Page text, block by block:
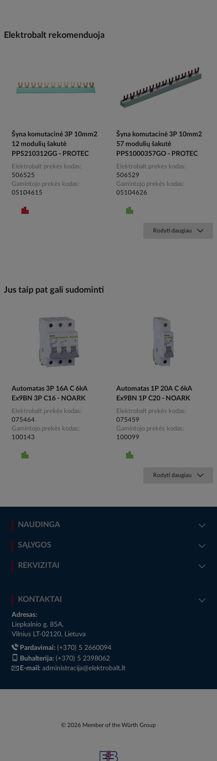
Elektrobalt rekomenduoja
Šyna komutacinė 3P 10mm2
12 modulių šakutė
PPS210312GG - PROTEC
Elektrobalt prekės kodas
506525
Gamintojo prekės kodas
05104615
Šyna komutacinė 3P 10mm2
57 modulių šakutė
PPS1000357GO - PROTEC
Elektrobalt prekės kodas
506529
Gamintojo prekės kodas
05104626
Rodyti daugiau
Jus taip pat gali sudominti
Automatas 3P 16A C 6kA
Ex9BN 3P C16 - NOARK
Elektrobalt prekės kodas
075464
Gamintojo prekės kodas
100143
Automatas 1P 20A C 6kA
Ex9BN 1P C20 - NOARK
Elektrobalt prekės kodas
075459
Gamintojo prekės kodas
100099
Rodyti daugiau
NAUDINGA
SĄLYGOS
REKVIZITAI
KONTAKTAI
Adresas:
Liepkalnio g. 85A,
Vilnius LT-02120, Lietuva
Pardavimai: (+370) 5 2660094
Buhalterija: (+370) 5 2398062
E-mail: administracija@elektrobalt.lt
© 2026 Member of the Würth Group